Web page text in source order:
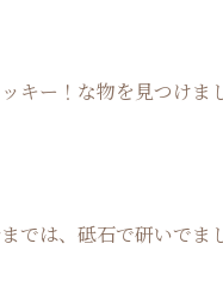
キー！な物を見つけま
では、砥石で研いでま